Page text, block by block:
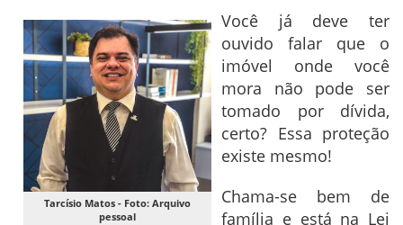
Tarcísio Matos - Foto: Arquivo
pessoal
Você já deve ter
ouvido falar que o
imóvel onde você
mora não pode ser
tomado por dívida,
certo? Essa proteção
existe mesmo!
Chama-se bem de
família e está na Lei